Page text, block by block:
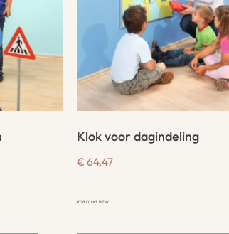
Klok voor dagindeling
€ 64,47
€78,01incl. BTW